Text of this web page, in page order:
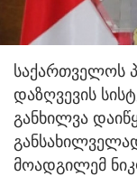
საქართველოს
დაზღვევის
განხილვა
მოადგილემ